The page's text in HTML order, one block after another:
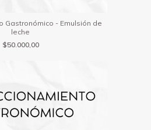
Gastronómico - Emulsión de
leche
$50.000,00